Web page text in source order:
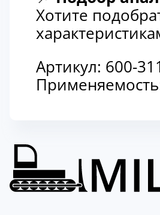
Хотите
Артикул: 600-